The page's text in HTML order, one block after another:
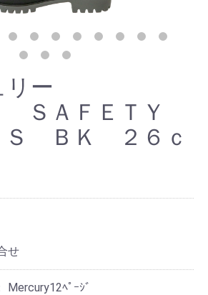
リー
ＳＡＦＥＴＹ
Ｓ ＢＫ ２６ｃ
せ
Mercury12ﾍﾟｰｼﾞ